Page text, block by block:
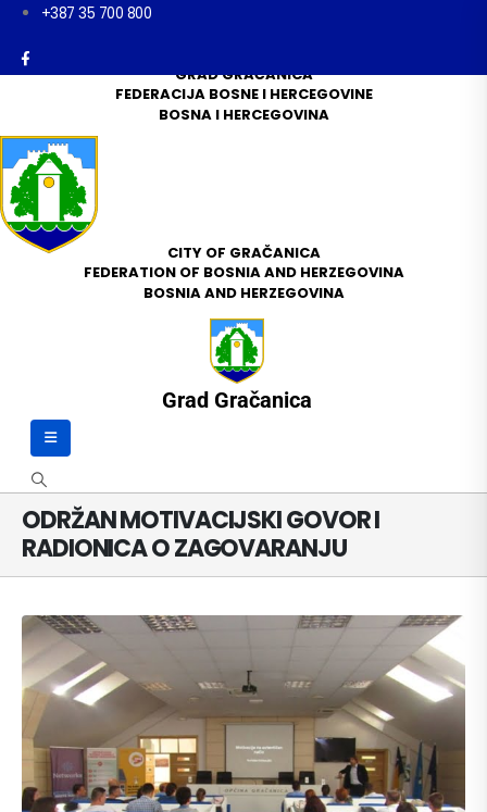
+387 35 700 800
GRAD GRAČANICA
FEDERACIJA BOSNE I HERCEGOVINE
BOSNA I HERCEGOVINA
CITY OF GRAČANICA
FEDERATION OF BOSNIA AND HERZEGOVINA
BOSNIA AND HERZEGOVINA
Grad Gračanica
ODRŽAN MOTIVACIJSKI GOVOR I
RADIONICA O ZAGOVARANJU